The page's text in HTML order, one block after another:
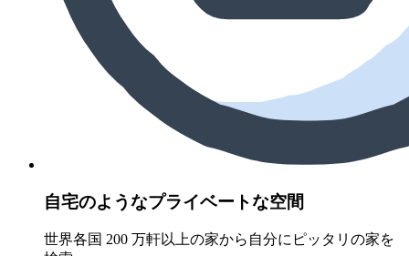
自宅のようなプライベートな空間
世界各国 200 万軒以上の家から自分にピッタリの家を